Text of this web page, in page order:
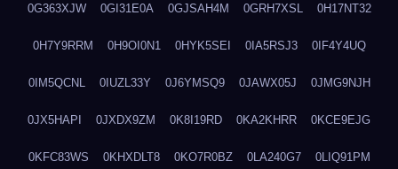
0G363XJW 0GI31E0A 0GJSAH4M 0GRH7XSL 0H17NT32
0H7Y9RRM 0H9OI0N1 0HYK5SEI 0IA5RSJ3 0IF4Y4UQ
0IM5QCNL 0IUZL33Y 0J6YMSQ9 0JAWX05J 0JMG9NJH
0JX5HAPI 0JXDX9ZM 0K8I19RD 0KA2KHRR 0KCE9EJG
0KFC83WS 0KHXDLT8 0KO7R0BZ 0LA240G7 0LIQ91PM